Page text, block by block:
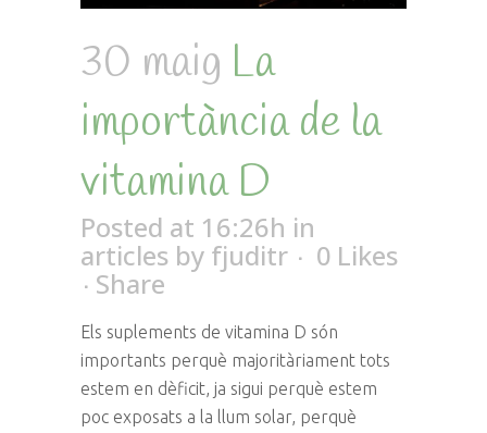
30 maig La
importància de la
vitamina D
Posted at 16:26h in
articles by fjuditr 0 Likes
Share
Els suplements de vitamina D són
importants perquè majoritàriament tots
estem en dèficit, ja sigui perquè estem
poc exposats a la llum solar, perquè